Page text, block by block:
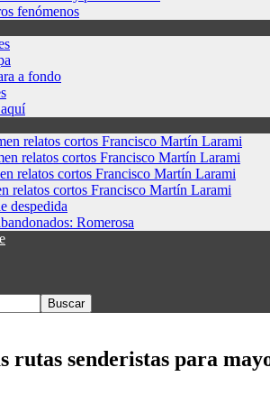
fenómenos
a fondo
relatos cortos Francisco Martín Larami
relatos cortos Francisco Martín Larami
relatos cortos Francisco Martín Larami
relatos cortos Francisco Martín Larami
despedida
Romerosa
rutas senderistas para